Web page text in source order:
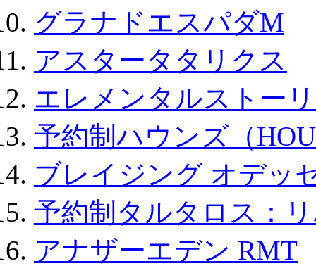
グラナドエスパダM
アスタータタリクス
エレメンタルストー
予約制ハウンズ（
ブレイジング オデッ
予約制タルタロス：
アナザーエデン RMT